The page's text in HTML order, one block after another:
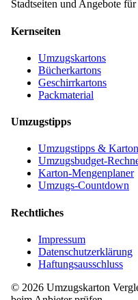
Stadtseiten und Angebote
Kernseiten
Umzugskartons
Bücherkartons
Geschirrkartons
Packmaterial
Umzugstipps
Umzugstipps &
Umzugsbudget-
Karton-Mengenplaner
Umzugs-Countdown
Rechtliches
Impressum
Datenschutzerklärung
Haftungsausschluss
© 2026 Umzugskarton